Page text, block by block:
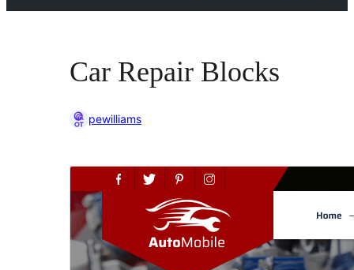
Car Repair Blocks
pewilliams